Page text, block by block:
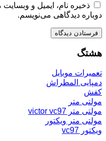
ذخیره نام، ایمیل و
دوباره دیدگاهی می‌نویسم.
هشتگ
تعمیرات موبایل
دمپایی المطراش
کفش
مولتی متر
مولتی متر victor vc97
مولتی متر ویکتور
ویکتور vc97